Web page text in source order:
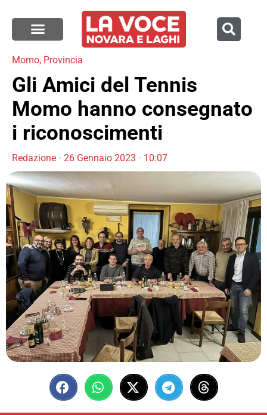
Momo, Provincia
Gli Amici del Tennis
Momo hanno consegnato
i riconoscimenti
Redazione 26 Gennaio 2023 10:07